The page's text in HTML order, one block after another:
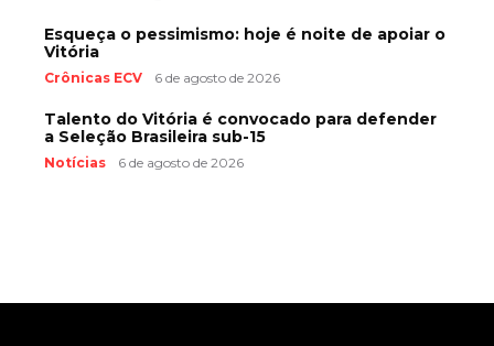
Esqueça o pessimismo: hoje é noite de apoiar o
Vitória
Crônicas ECV 6 de agosto de 2026
Talento do Vitória é convocado para defender
a Seleção Brasileira sub-15
Notícias 6 de agosto de 2026